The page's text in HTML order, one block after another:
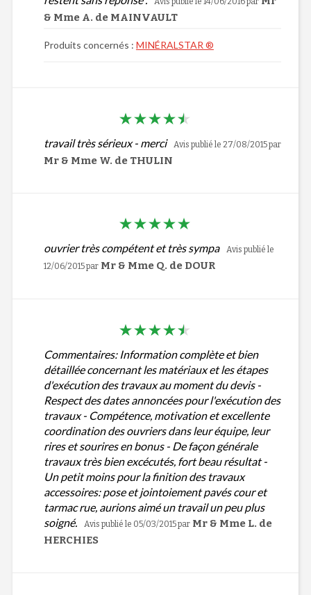
& Mme A. de MAINVAULT
Produits concernés : MINÉRALSTAR ®
travail très sérieux - merci Avis publié le 27/08/2015par
Mr & Mme W. de THULIN
ouvrier très compétent et très sympa
Avis publié le
12/06/2015par Mr & Mme Q. de DOUR
Commentaires: Information complète et bien
détaillée concernant les matériaux et les étapes
d'exécution des travaux au moment du devis -
Respect des dates annoncées pour l'exécution des
travaux - Compétence, motivation et excellente
coordination des ouvriers dans leur équipe, leur
rires et sourires en bonus - De façon générale
travaux très bien excécutés, fort beau résultat -
Un petit moins pour la finition des travaux
accessoires: pose et jointoiement pavés cour et
tarmac rue, aurions aimé un travail un peu plus
soigné.
Avis publié le 05/03/2015par Mr & Mme L. de
HERCHIES